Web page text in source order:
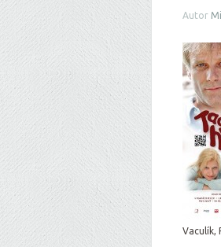
Autor
Vaculík,